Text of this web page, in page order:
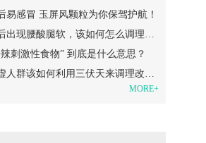
易感冒 玉屏风颗粒为你保驾护航！
熬夜后出现腰酸腿软，该如何怎么调理呢？
刺激性食物” 到底是什么意思？
肾阳虚人群该如何利用三伏天来调理改善呢？
MORE+